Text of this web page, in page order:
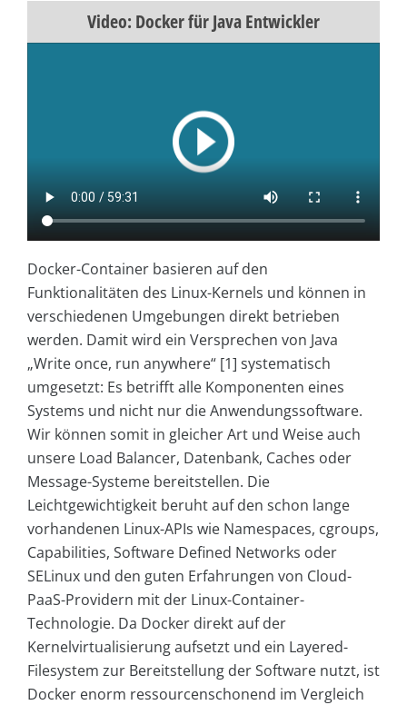
Video: Docker für Java Entwickler
Docker-Container basieren auf den
Funktionalitäten des Linux-Kernels und können in
verschiedenen Umgebungen direkt betrieben
werden. Damit wird ein Versprechen von Java
„Write once, run anywhere“ [1] systematisch
umgesetzt: Es betrifft alle Komponenten eines
Systems und nicht nur die Anwendungssoftware.
Wir können somit in gleicher Art und Weise auch
unsere Load Balancer, Datenbank, Caches oder
Message-Systeme bereitstellen. Die
Leichtgewichtigkeit beruht auf den schon lange
vorhandenen Linux-APIs wie Name­spaces, cgroups,
Capabilities, Software Defined Networks oder
SELinux und den guten Erfahrungen von Cloud-
PaaS-Providern mit der Linux-Container-
Technologie. Da Docker direkt auf der
Kernelvirtualisierung aufsetzt und ein Layered-
Filesystem zur Bereitstellung der Software nutzt, ist
Docker enorm ressourcenschonend im Vergleich